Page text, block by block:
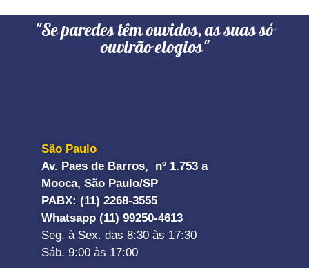
"Se paredes têm ouvidos, as suas só
ouvirão elogios"
São Paulo
Av. Paes de Barros, nº 1.753 a
Mooca, São Paulo/SP
PABX: (11) 2268-3555
Whatsapp (11) 99250-4613
Seg. à Sex. das 8:30 às 17:30
Sáb. 9:00 às 17:00